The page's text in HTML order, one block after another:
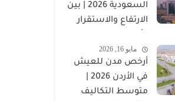
السعودية 2026 | بين
الارتفاع والاستقرار
المؤثرة
مايو 16, 2026
أرخص مدن للعيش
متوسط التكاليف